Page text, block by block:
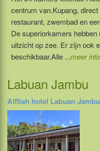
centrum van.Kupang,
restaurant, zwembad en
De superiorkamers
uitzicht op zee. Er zijn ook
beschikbaar.Alle ...meer info
Labuan Jambu
Alffiah hotel Labuan